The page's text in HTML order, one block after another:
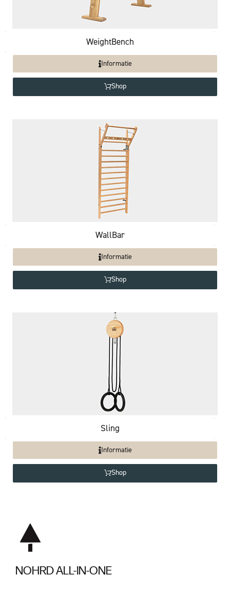
WeightBench
Informatie
Shop
WallBar
Informatie
Shop
Sling
Informatie
Shop
NOHRD ALL-IN-ONE